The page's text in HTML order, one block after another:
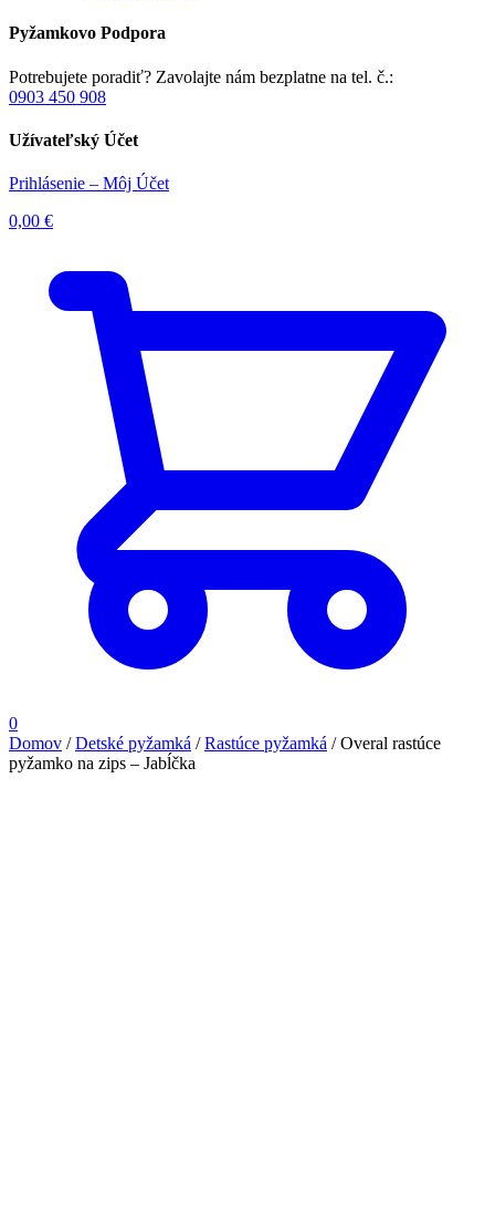
Pyžamkovo Podpora
Potrebujete poradiť? Zavolajte nám bezplatne na tel. č.:
0903 450 908
Užívateľský Účet
Prihlásenie – Môj Účet
0,00 €
0
Domov /Detské pyžamká /Rastúce pyžamká /Overal rastúce
pyžamko na zips – Jabĺčka